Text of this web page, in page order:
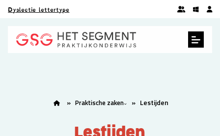
Dyslectie lettertype
Praktische zaken Lestijden